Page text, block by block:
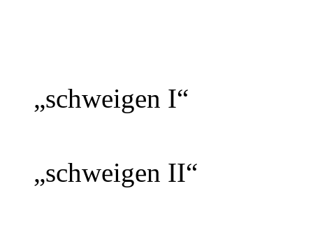
„schweigen I“
„schweigen II“